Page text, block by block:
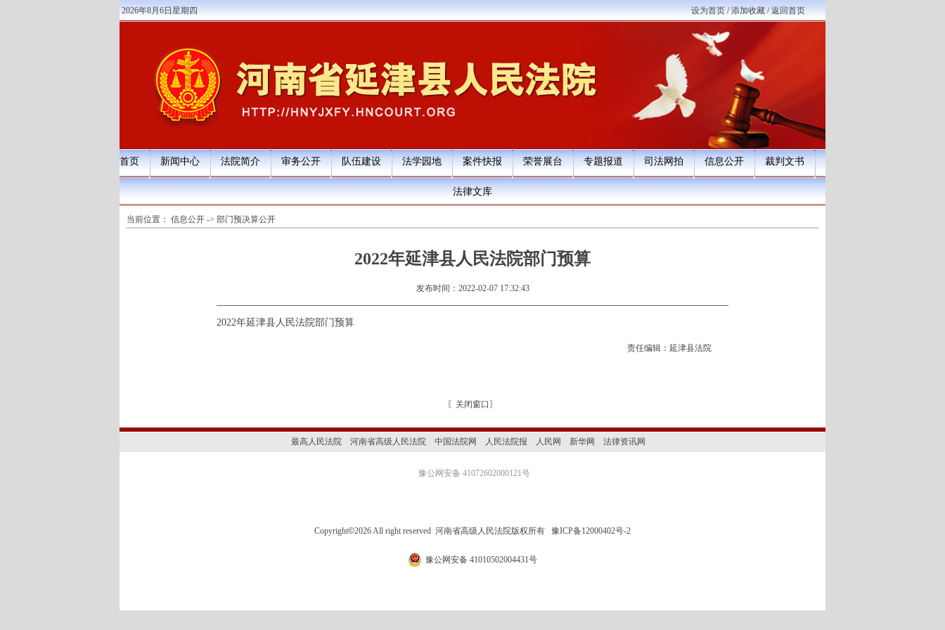
2026年8月6日星期四 设为首页/添加收藏/返回首页
首页 新闻中心 法院简介 审务公开 队伍建设 法学园地 案件快报 荣誉展台 专题报道 司法网拍 信息公开 裁判文书
法律文库
当前位置： 信息公开 -> 部门预决算公开
2022年延津县人民法院部门预算
发布时间：2022-02-07 17:32:43
2022年延津县人民法院部门预算
责任编辑：延津县法院
〖 关闭窗口 〗
最高人民法院 河南省高级人民法院 中国法院网 人民法院报 人民网 新华网 法律资讯网
豫公网安备 41072602000121号
Copyright©2026 All right reserved 河南省高级人民法院版权所有 豫ICP备12000402号-2
豫公网安备 41010502004431号